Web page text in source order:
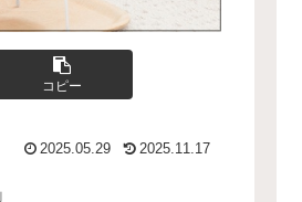
コピー
2025.05.29 2025.11.17
」